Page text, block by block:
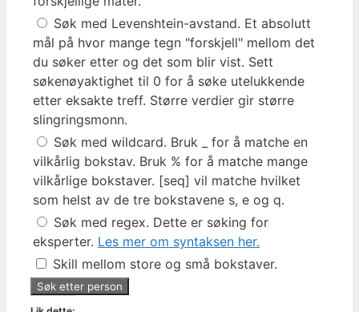
Søk med Levenshtein-avstand. Et absolutt
mål på hvor mange tegn "forskjell" mellom det
du søker etter og det som blir vist. Sett
søkenøyaktighet til 0 for å søke utelukkende
etter eksakte treff. Større verdier gir større
slingringsmonn.
Søk med wildcard. Bruk _ for å matche en
vilkårlig bokstav. Bruk % for å matche mange
vilkårlige bokstaver. [seq] vil matche hvilket
som helst av de tre bokstavene s, e og q.
Søk med regex. Dette er søking for
eksperter. Les mer om syntaksen her.
Skill mellom store og små bokstaver.